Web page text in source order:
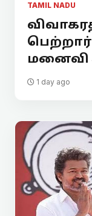
TAMIL NADU
மனைவி
1 day ago